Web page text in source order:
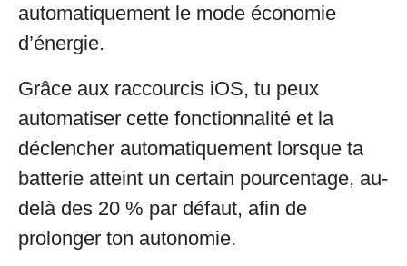
automatiquement le mode économie
d’énergie.
Grâce aux raccourcis iOS, tu peux
automatiser cette fonctionnalité et la
déclencher automatiquement lorsque ta
batterie atteint un certain pourcentage, au-
delà des 20 % par défaut, afin de
prolonger ton autonomie.